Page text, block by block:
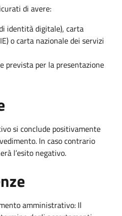
di avere:
identità digitale), carta
o carta nazionale dei servizi
prevista per la presentazione
si conclude positivamente
In caso contrario
l’esito negativo.
amministrativo: Il